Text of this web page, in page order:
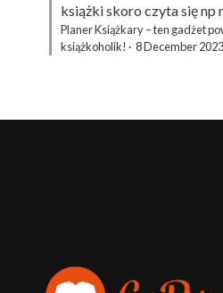
książki skoro czyta się np
Planer Książkary – ten gadżet
książkoholik! · 8 December 2023